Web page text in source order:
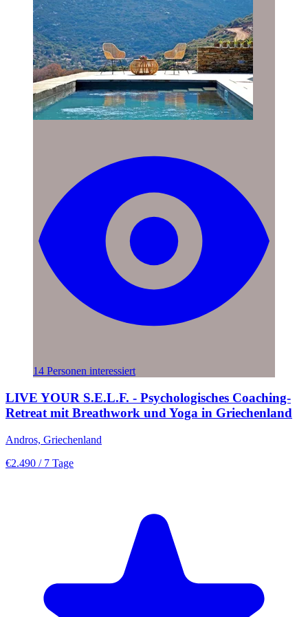
14 Personen interessiert
LIVE YOUR S.E.L.F. - Psychologisches Coaching-
Retreat mit Breathwork und Yoga in Griechenland
Andros, Griechenland
€2.490 / 7 Tage